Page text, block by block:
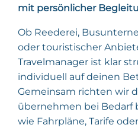
mit persönlicher
Ob Reederei,
oder touristischer
Travelmanager ist klar
individuell auf deinen
Gemeinsam richten wir
übernehmen bei Bedarf
wie Fahrpläne, Tarife oder